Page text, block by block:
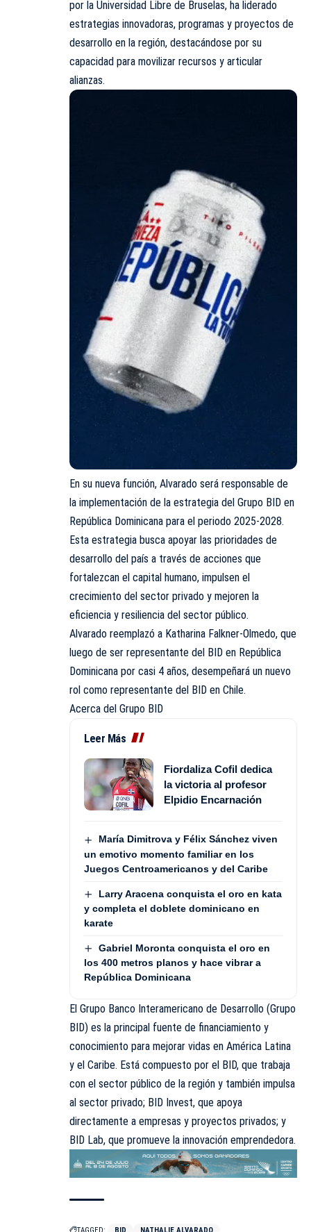
por la Universidad Libre de Bruselas, ha liderado
estrategias innovadoras, programas y proyectos de
desarrollo en la región, destacándose por su
capacidad para movilizar recursos y articular
alianzas.
En su nueva función, Alvarado será responsable de
la implementación de la estrategia del Grupo BID en
República Dominicana para el periodo 2025-2028.
Esta estrategia busca apoyar las prioridades de
desarrollo del país a través de acciones que
fortalezcan el capital humano, impulsen el
crecimiento del sector privado y mejoren la
eficiencia y resiliencia del sector público.
Alvarado reemplazó a Katharina Falkner-Olmedo, que
luego de ser representante del BID en República
Dominicana por casi 4 años, desempeñará un nuevo
rol como representante del BID en Chile.
Acerca del Grupo BID
Leer Más
Fiordaliza Cofil dedica
la victoria al profesor
Elpidio Encarnación
María Dimitrova y Félix Sánchez viven
un emotivo momento familiar en los
Juegos Centroamericanos y del Caribe
Larry Aracena conquista el oro en kata
y completa el doblete dominicano en
karate
Gabriel Moronta conquista el oro en
los 400 metros planos y hace vibrar a
República Dominicana
El Grupo Banco Interamericano de Desarrollo (Grupo
BID) es la principal fuente de financiamiento y
conocimiento para mejorar vidas en América Latina
y el Caribe. Está compuesto por el BID, que trabaja
con el sector público de la región y también impulsa
al sector privado; BID Invest, que apoya
directamente a empresas y proyectos privados; y
BID Lab, que promueve la innovación emprendedora.
TAGGED: BID NATHALIE ALVARADO